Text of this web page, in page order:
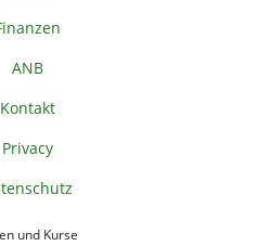
ANB
Kontakt
Privacy
und Kurse